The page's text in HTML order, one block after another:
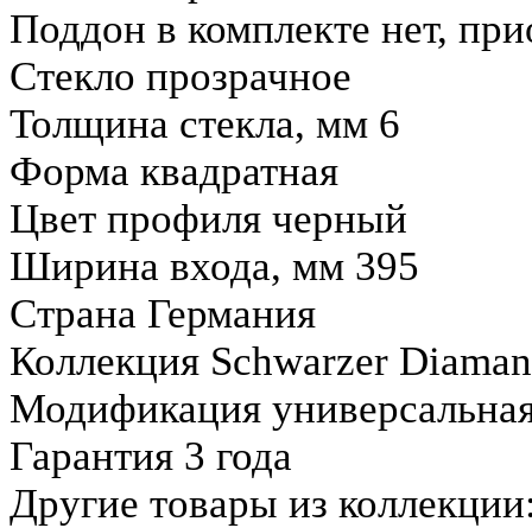
Поддон в комплекте нет,
Стекло прозрачное
Толщина стекла, мм 6
Форма квадратная
Цвет профиля черный
Ширина входа, мм 395
Страна Германия
Коллекция Schwarzer
Модификация
Гарантия 3 года
Другие товары из